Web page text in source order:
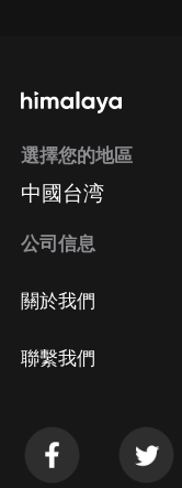
方法 Google Play
選擇您的地區
中國台湾
公司信息
關於我們
聯繫我們